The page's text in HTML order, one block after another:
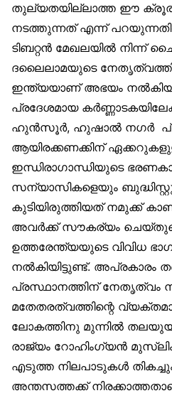
തുല്യതയില്ലാത്ത ഈ
നടത്തുന്നത് എന്ന്
ടിബറ്റൻ മേഖലയിൽ നിന്ന്
ദലൈലാമയുടെ
ഇന്ത്യയാണ് അഭയം
പ്രദേശമായ
ഹുൻസൂർ, ഹുഷാൽ നഗർ
ആയിരക്കണക്കിന്
ഇന്ധിരാഗാന്ധിയുടെ
സന്യാസികളെയും
കുടിയിരുത്തിയത് നമുക്ക്
അവർക്ക് സൗകര്യം
ഉത്തരേന്ത്യയുടെ വിവിധ
നൽകിയിട്ടുണ്ട്. അപ്രകാരം
പ്രസ്ഥാനത്തിന് നേതൃത്വം
മതേതരത്വത്തിന്റെ
ലോകത്തിനു മുന്നിൽ
രാജ്യം റോഹിംഗ്യൻ
എടുത്ത നിലപാടുകൾ തികച്ചും
അന്തസത്തക്ക്